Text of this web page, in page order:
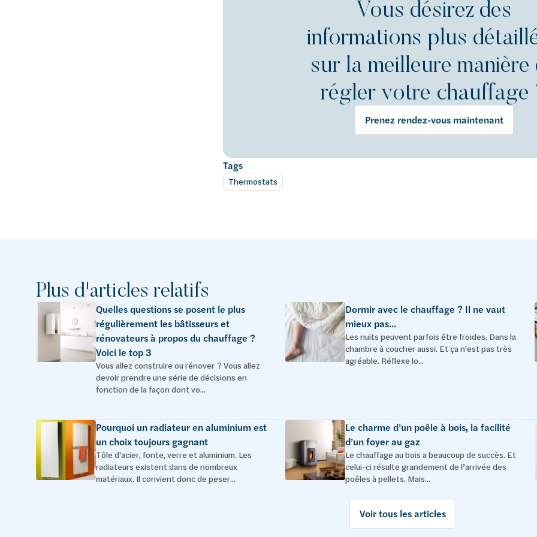
Vous désirez des
informations plus
sur la meilleure manière
régler votre chauffage
Prenez rendez-vous maintenant
Tags
Thermostats
Plus d'articles relatifs
Quelles questions se posent le plus
régulièrement les bâtisseurs et
rénovateurs à propos du chauffage ?
Voici le top 3
Vous allez construire ou rénover ? Vous allez
devoir prendre une série de décisions en
fonction de la façon dont vo...
Dormir avec le chauffage ? Il ne vaut
mieux pas...
Les nuits peuvent parfois être froides. Dans la
chambre à coucher aussi. Et ça n'est pas très
agréable. Réflexe lo...
Pourquoi un radiateur en aluminium est
un choix toujours gagnant
Tôle d'acier, fonte, verre et aluminium. Les
radiateurs existent dans de nombreux
matériaux. Il convient donc de peser...
Le charme d’un poêle à bois, la facilité
d’un foyer au gaz
Le chauffage au bois a beaucoup de succès. Et
celui-ci résulte grandement de l’arrivée des
poêles à pellets. Mais...
Voir tous les articles